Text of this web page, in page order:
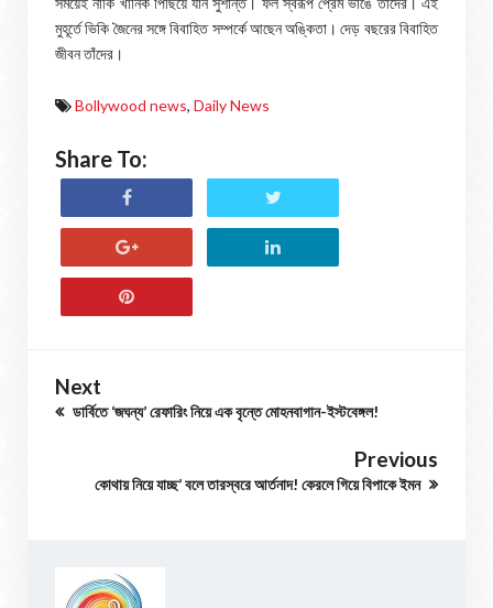
মুহূর্তে ভিকি জৈনের সঙ্গে বিবাহিত সম্পর্কে আছেন অঙ্কিতা। দেড় বছরের বিবাহিত
জীবন তাঁদের।
Bollywood news, Daily News
Share To:
Next
ডার্বিতে ‘জঘন্য’ রেফারিং নিয়ে এক বৃন্তে মোহনবাগান-ইস্টবেঙ্গল!
Previous
কোথায় নিয়ে যাচ্ছ’ বলে তারস্বরে আর্তনাদ! কেরলে গিয়ে বিপাকে ইমন